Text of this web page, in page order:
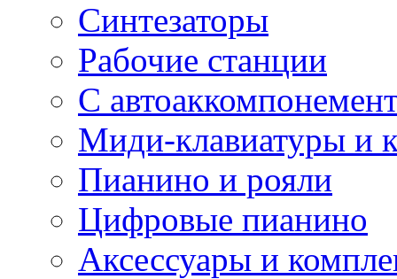
Синтезаторы
Рабочие станции
С
Миди-клавиатуры и
Пианино и рояли
Цифровые пианино
Аксессуары и